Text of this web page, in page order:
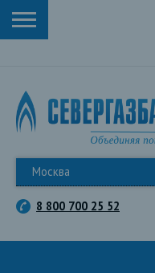
Москва
8 800 700 25 52